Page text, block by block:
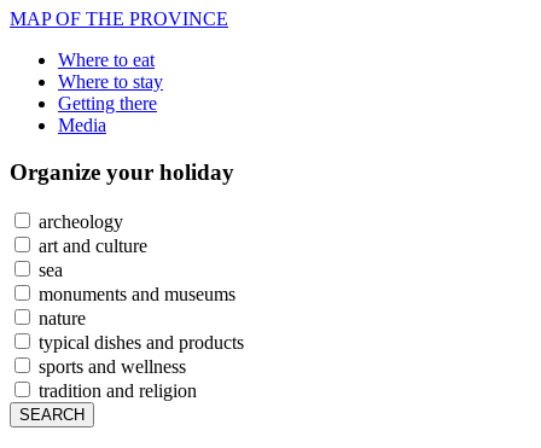
MAP OF THE PROVINCE
Where to eat
Where to stay
Getting there
Media
Organize your holiday
archeology
art and culture
sea
monuments and museums
nature
typical dishes and products
sports and wellness
tradition and religion